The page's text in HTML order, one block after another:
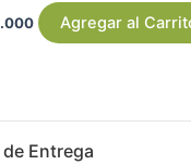
Agregar al
Entrega